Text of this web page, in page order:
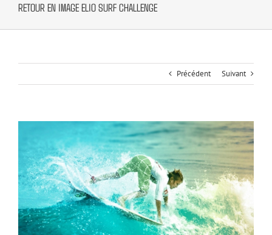
RETOUR EN IMAGE ELIO SURF CHALLENGE
Précédent Suivant
agrandie